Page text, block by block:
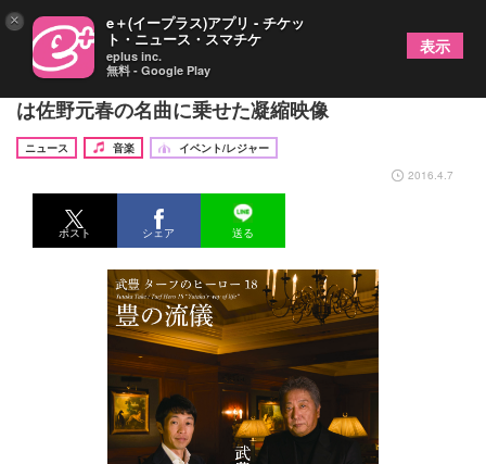
武豊 騎手デビュー30周年記念DVDのエンディング
は佐野元春の名曲に乗せた凝縮映像
ニュース 音楽
イベント/レジャー
2016.4.7
ポスト シェア 送る
× e＋(イープラス)アプリ - チケッ
ト・ニュース・スマチケ
eplus inc.
無料 - Google Play
表示